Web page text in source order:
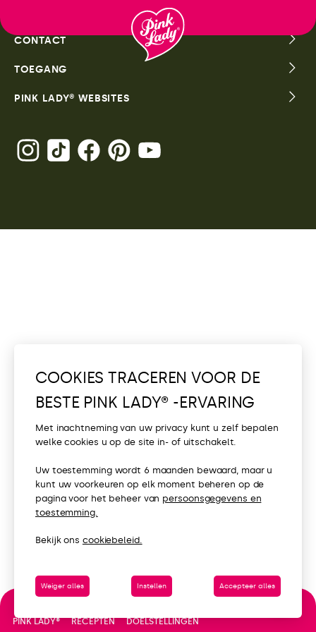
naar
CONTACT
TOEGANG
PINK LADY® WEBSITES
COOKIES TRACEREN VOOR DE
BESTE PINK LADY® -ERVARING
Met inachtneming van uw privacy kunt u zelf bepalen
welke cookies u op de site in- of uitschakelt.
Uw toestemming wordt 6 maanden bewaard, maar u
kunt uw voorkeuren op elk moment beheren op de
pagina voor het beheer van persoonsgegevens en
toestemming.
Bekijk ons cookiebeleid.
Weiger alles Instellen Accepteer alles
PINK LADY® RECEPTEN DOELSTELLINGEN